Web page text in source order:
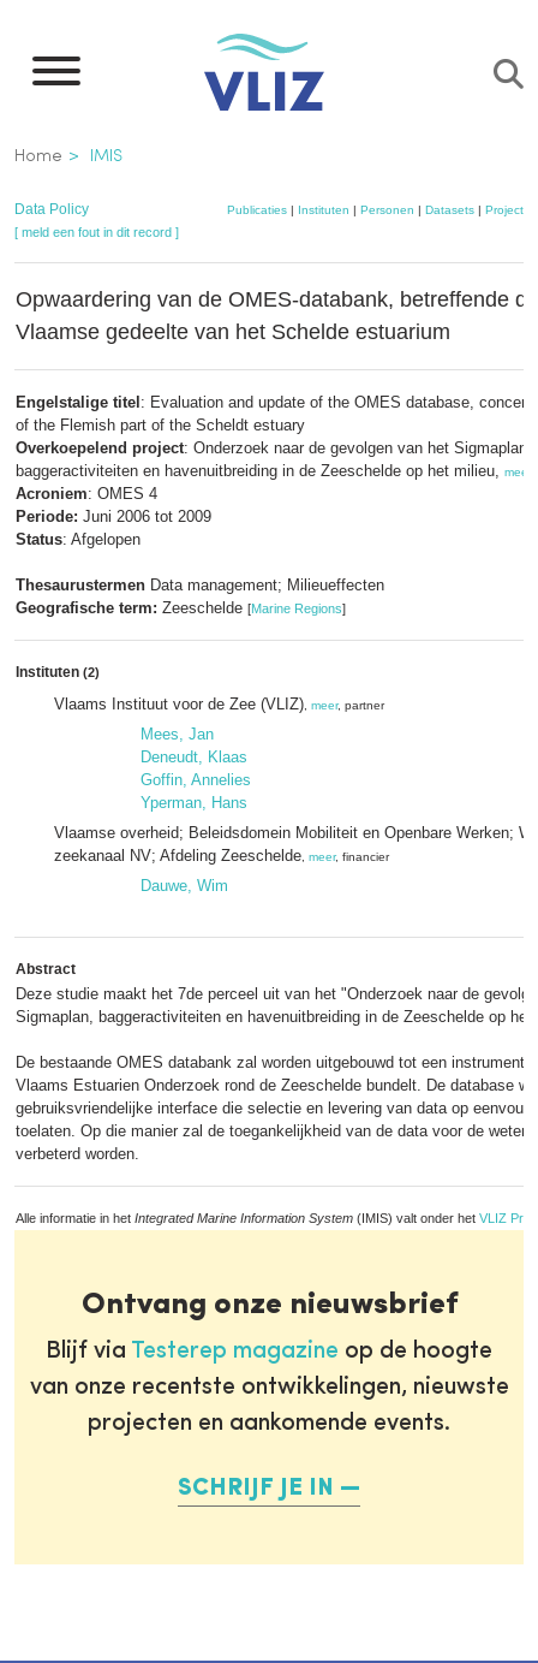
naar
inhoud
gaan
Kruimelpad
Home IMIS
Data Policy Publicaties | Instituten | Personen | Datasets | Projecten
[ meld een fout in dit record ]
Opwaardering van de OMES-databank, betreffende
Vlaamse gedeelte van het Schelde estuarium
Engelstalige titel : Evaluation and update of the OMES database,
of the Flemish part of the Scheldt estuary
Overkoepelend project: Onderzoek naar de gevolgen van het Sigmaplan,
baggeractiviteiten en havenuitbreiding in de Zeeschelde op het milieu, meer
Acroniem: OMES 4
Periode: Juni 2006 tot 2009
Status: Afgelopen
Thesaurustermen Data management; Milieueffecten
Geografische term: Zeeschelde [Marine Regions]
Instituten (2)
Vlaams Instituut voor de Zee (VLIZ) meer, partner
Mees, Jan
Deneudt, Klaas
Goffin, Annelies
Yperman, Hans
Vlaamse overheid; Beleidsdomein Mobiliteit en Openbare Werken;
zeekanaal NV; Afdeling Zeeschelde meer, financier
Dauwe, Wim
Abstract
Deze studie maakt het 7de perceel uit van het "Onderzoek naar de
Sigmaplan, baggeractiviteiten en havenuitbreiding in de Zeeschelde op het
De bestaande OMES databank zal worden uitgebouwd tot een instrument
Vlaams Estuarien Onderzoek rond de Zeeschelde bundelt. De database
gebruiksvriendelijke interface die selectie en levering van data op
toelaten. Op die manier zal de toegankelijkheid van de data voor de
verbeterd worden.
Alle informatie in het Integrated Marine Information System (IMIS) valt onder het VLIZ
Ontvang onze nieuwsbrief
Blijf via Testerep magazine op de hoogte
van onze recentste ontwikkelingen, nieuwste
projecten en aankomende events.
SCHRIJF JE IN